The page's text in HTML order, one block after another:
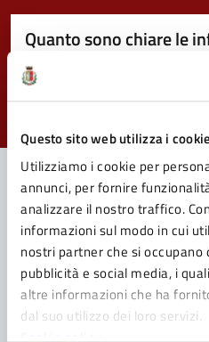
Questo sito web utilizza i cookie
Utilizziamo i cookie per
annunci, per fornire
analizzare il nostro traffico.
informazioni sul modo in cui
nostri partner che si occupano
pubblicità e social media, i
altre informazioni che ha
dal suo utilizzo dei loro servizi.
Quanto sono chiare le
pagina?
Contatta il Comune
Leggi le domande
Richiedi assistenza